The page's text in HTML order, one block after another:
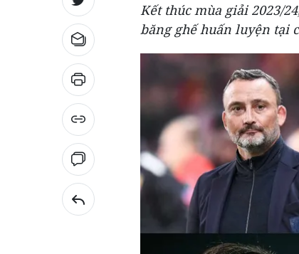
Kết thúc mùa giải 2023/
băng ghế huấn luyện tại